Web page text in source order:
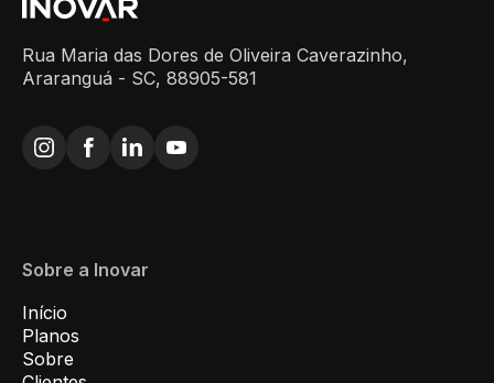
Rua Maria das Dores de Oliveira Caverazinho,
Araranguá - SC, 88905-581
Sobre a Inovar
Início
Planos
Sobre